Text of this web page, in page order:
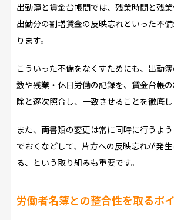
出勤簿と賃金台帳間では、残業時間と残
出勤分の割増賃金の反映忘れといった不
ります。
こういった不備をなくすためにも、出勤
数や残業・休日労働の記録を、賃金台帳
除と逐次照合し、一致させることを徹底し
また、両書類の変更は常に同時に行うよ
でおくなどして、片方への反映忘れが発
る、という取り組みも重要です。
労働者名簿との整合性を取るポ